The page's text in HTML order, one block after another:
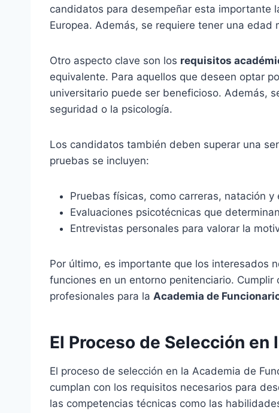
candidatos para desempeñar esta importante
Europea. Además, se requiere tener una
Otro aspecto clave son los requisitos
equivalente. Para aquellos que deseen optar
universitario puede ser beneficioso. Además,
seguridad o la psicología.
Los candidatos también deben superar una
pruebas se incluyen:
Pruebas físicas, como carreras, natación
Evaluaciones psicotécnicas que
Entrevistas personales para valorar la
Por último, es importante que los interesados
funciones en un entorno penitenciario.
profesionales para la Academia de
El Proceso de Selección
El proceso de selección en la Academia de
cumplan con los requisitos necesarios para
las competencias técnicas como las